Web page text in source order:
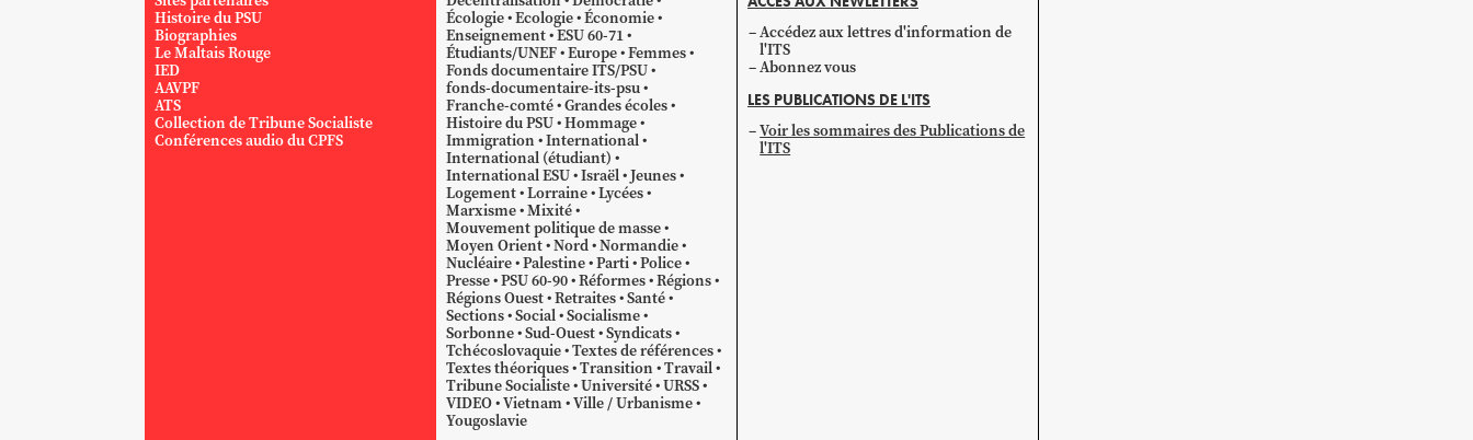
Histoire du PSU
Biographies
Le Maltais Rouge
IED
AAVPF
ATS
Collection de Tribune Socialiste
Conférences audio du CPFS
Écologie Ecologie Économie
Enseignement ESU 60-71
Étudiants/UNEF Europe Femmes
Fonds documentaire ITS/PSU
fonds-documentaire-its-psu
Franche-comté Grandes écoles
Histoire du PSU Hommage
Immigration International
International (étudiant)
International ESU Israël Jeunes
Logement Lorraine Lycées
Marxisme Mixité
Mouvement politique de masse
Moyen Orient Nord Normandie
Nucléaire Palestine Parti Police
Presse PSU 60-90 Réformes Régions
Régions Ouest Retraites Santé
Sections Social Socialisme
Sorbonne Sud-Ouest Syndicats
Tchécoslovaquie Textes de références
Textes théoriques Transition Travail
Tribune Socialiste Université URSS
VIDEO Vietnam Ville / Urbanisme
Yougoslavie
Accédez aux lettres d'information de
l'ITS
Abonnez vous
LES PUBLICATIONS DE L'ITS
Voir les sommaires des Publications de
l'ITS